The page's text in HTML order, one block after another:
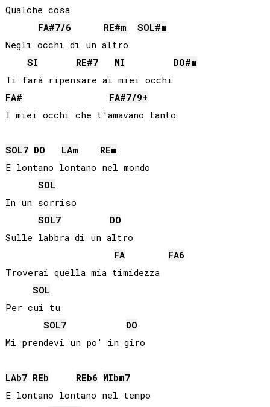
Qualche cosa
FA#7/6 RE#m SOL#m
Negli occhi di un altro
SI
RE#7 MI DO#m
FA#
FA#7/9+
SOL7 DO LAm REm
E lontano lontano nel mondo
SOL
In un sorriso
SOL7
DO
Sulle labbra di un altro
FA
FA6
Troverai quella mia timidezza
SOL
Per cui tu
SOL7
DO
LAb7 REb REb6 MIbm7
E lontano lontano nel tempo